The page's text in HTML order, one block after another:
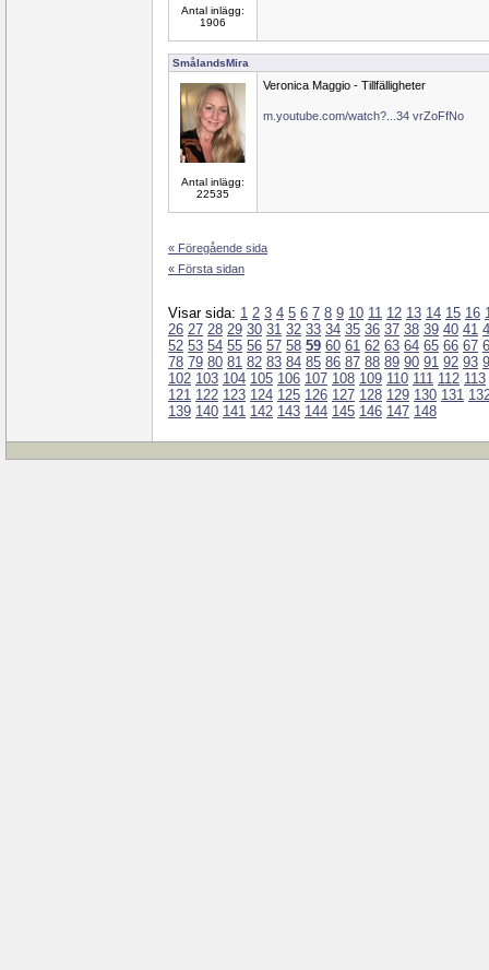
Antal inlägg:
1906
SmålandsMira
Antal inlägg:
22535
Veronica Maggio - Tillfälligheter
m.youtube.com/watch?...34 vrZoFfNo
« Föregående sida
« Första sidan
Visar sida: 1 2 3 4 5 6 7 8 9 10 11 12 13 14 15 16
26 27 28 29 30 31 32 33 34 35 36 37 38 39 40 41
52 53 54 55 56 57 58 59 60 61 62 63 64 65 66 67
78 79 80 81 82 83 84 85 86 87 88 89 90 91 92 93
102 103 104 105 106 107 108 109 110 111 112 113
121 122 123 124 125 126 127 128 129 130 131
139 140 141 142 143 144 145 146 147 148